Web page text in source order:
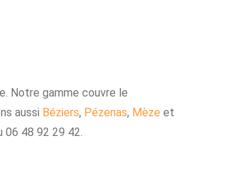
Notre gamme couvre le
aussi Béziers, Pézenas, Mèze et
06 48 92 29 42.